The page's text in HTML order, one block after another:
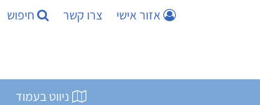
אזור אישי צרו קשר חיפוש
ניווט בעמוד